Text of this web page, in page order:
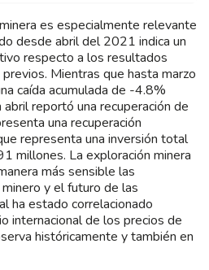
es especialmente relevante
desde abril del 2021 indica un
respecto a los resultados
Mientras que hasta marzo
caída acumulada de -4.8%
reportó una recuperación de
una recuperación
representa una inversión total
millones. La exploración minera
más sensible las
y el futuro de las
ha estado correlacionado
internacional de los precios de
históricamente y también en